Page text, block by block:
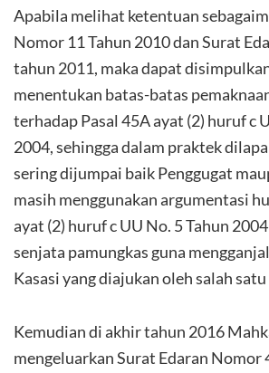
Apabila melihat ketentuan
Nomor 11 Tahun 2010 dan Surat
tahun 2011, maka dapat
menentukan batas-batas
terhadap Pasal 45A ayat (2) huruf c
2004, sehingga dalam praktek
sering dijumpai baik Penggugat
masih menggunakan argumentasi
ayat (2) huruf c UU No. 5 Tahun
senjata pamungkas guna
Kasasi yang diajukan oleh salah
Kemudian di akhir tahun 2016
mengeluarkan Surat Edaran Nomor